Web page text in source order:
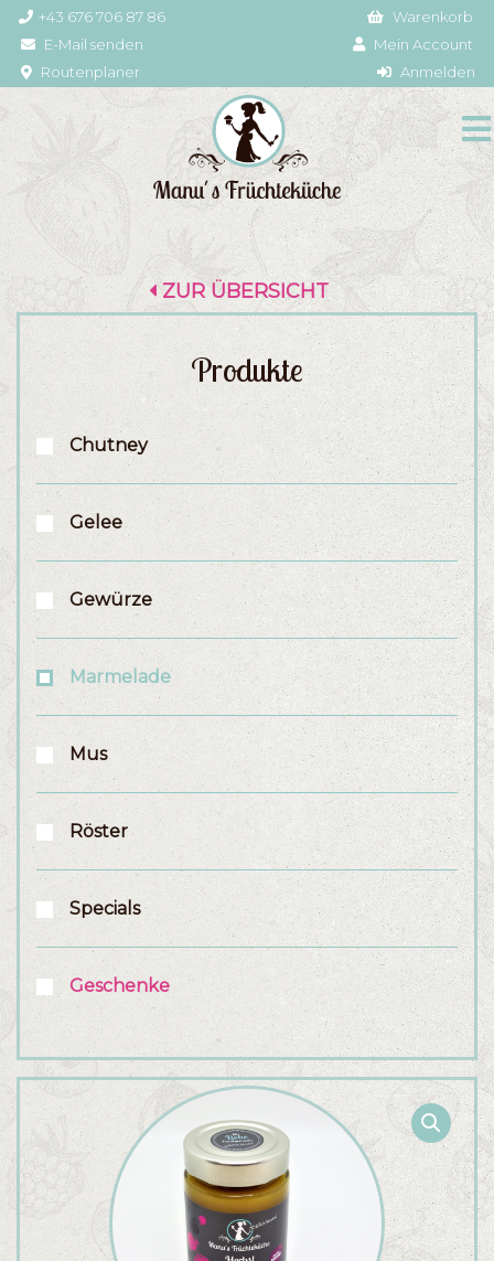
+43 676 706 87 86
E-Mail senden
Routenplaner
Warenkorb
Mein Account
Anmelden
ZUR ÜBERSICHT
Produkte
Chutney
Gelee
Gewürze
Marmelade
Mus
Röster
Specials
Geschenke